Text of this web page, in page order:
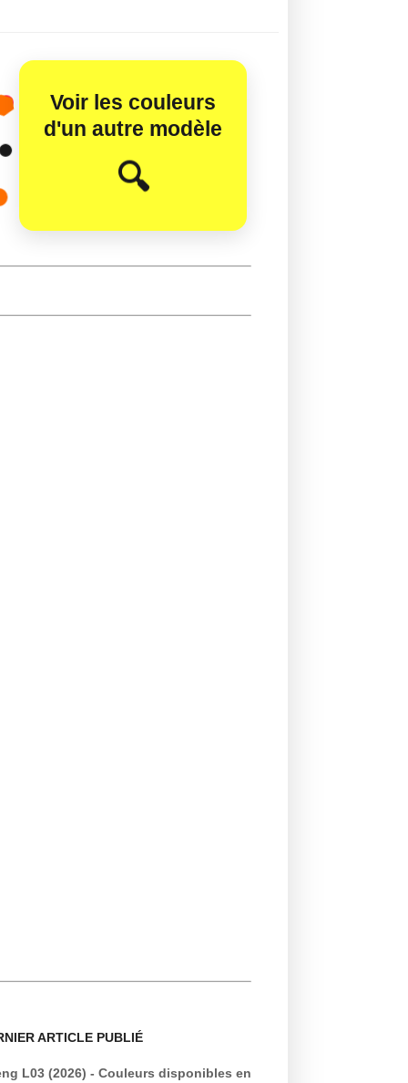
Voir les couleurs
d'un autre modèle
🔍
ARTICLE PUBLIÉ
L03 (2026) - Couleurs disponibles en